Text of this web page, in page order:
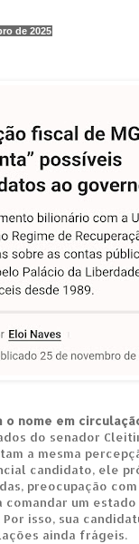
de 2025
o nome em
do senador
a mesma
candidato, ele
preocupação
comandar um
isso, sua
ainda frágeis.